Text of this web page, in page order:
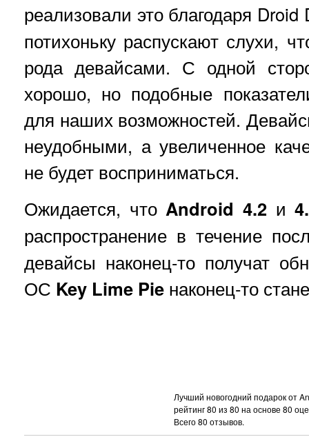
реализовали это благодаря
потихоньку распускают слухи,
рода девайсами. С одной
хорошо, но подобные
для наших возможностей.
неудобными, а увеличенное
не будет восприниматься.
Ожидается, что Android 4.2 и
распространение в течение
девайсы наконец-то получат
ОС Key Lime Pie наконец-то
Лучший новогодний подарок от
рейтинг80 из 80 на основе 80
Всего80 отзывов.